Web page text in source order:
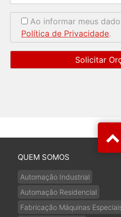
Ao informar meus
Política de Privacidade.
QUEM SOMOS
Automação Industrial
Automação Residencial
Fabricação Máquinas